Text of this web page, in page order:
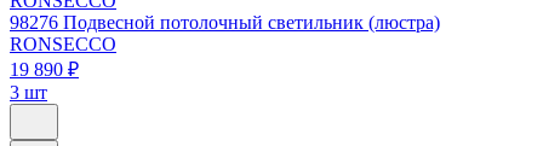
98276 Подвесной потолочный светильник (люстра)
RONSECCO
19 890 ₽
3 шт